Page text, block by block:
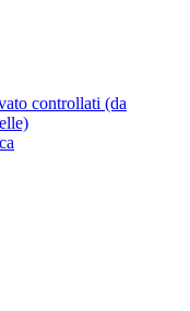
controllati (da